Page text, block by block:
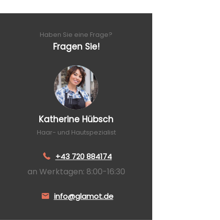
Haben Sie eine Frage?
Fragen Sie!
Katherine Hübsch
Haar- und Hautspezialist
+43 720 884174
an Werktagen: 8:00-16:30
info@glamot.de